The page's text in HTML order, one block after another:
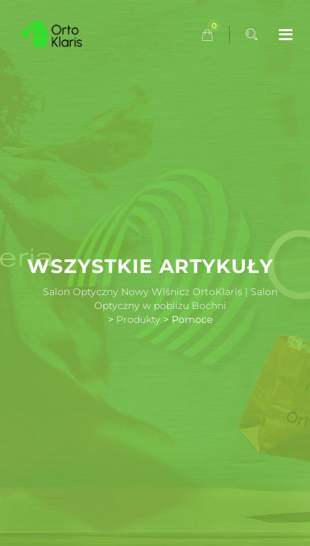
0
WSZYSTKIE ARTYKUŁY
Salon Optyczny Nowy Wiśnicz OrtoKlaris | Salon
Optyczny w pobliżu Bochni
> Produkty > Pomoce